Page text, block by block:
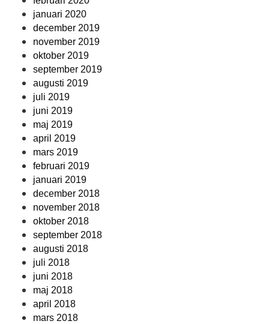
januari 2020
december 2019
november 2019
oktober 2019
september 2019
augusti 2019
juli 2019
juni 2019
maj 2019
april 2019
mars 2019
februari 2019
januari 2019
december 2018
november 2018
oktober 2018
september 2018
augusti 2018
juli 2018
juni 2018
maj 2018
april 2018
mars 2018